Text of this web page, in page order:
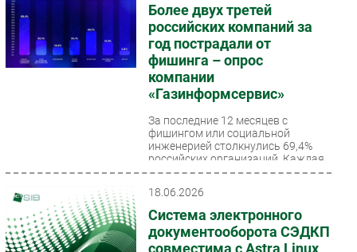
Более двух третей
российских компаний за
год пострадали от
фишинга – опрос
компании
«Газинформсервис»
За последние 12 месяцев с
фишингом или социальной
инженерией столкнулись 69,4%
российских организаций. Каждая
вторая компания (44,1%)...
18.06.2026
Система электронного
документооборота СЭДКП
совместима с Astra Linux